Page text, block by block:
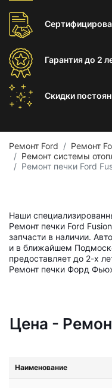
Гарантиядо 2
Скидки
Ремонт Ford
Ремонт
Ремонт системы
Ремонт печки Ford
Наши
Ремонт печки Ford
запчасти в наличии.
и в ближайшем
предоставляет до 2-х
Ремонт печки Форд
Цена -
Наименование